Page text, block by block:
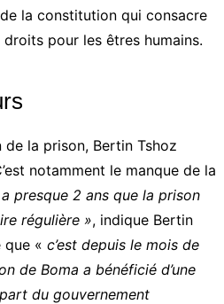
de la constitution qui consacre
droits pour les êtres humains.
la prison, Bertin Tshoz
notamment le manque de la
presque 2 ans que la prison
régulière », indique Bertin
que « c’est depuis le mois de
de Boma a bénéficié d’une
du gouvernement